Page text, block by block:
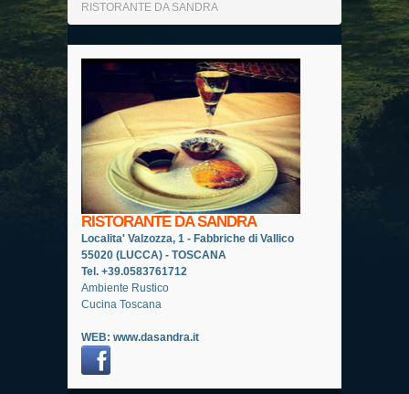
RISTORANTE DA SANDRA
RISTORANTE DA SANDRA
Localita' Valzozza, 1 - Fabbriche di Vallico
55020 (LUCCA) - TOSCANA
Tel. +39.0583761712
Ambiente Rustico
Cucina Toscana
WEB: www.dasandra.it